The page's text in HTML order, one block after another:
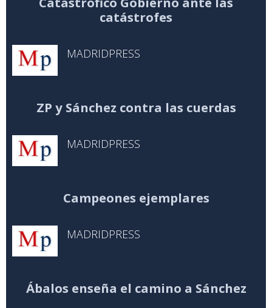
catástrofes
MADRIDPRESS
ZP y Sánchez contra las cuerdas
MADRIDPRESS
Campeones ejemplares
MADRIDPRESS
Ábalos enseña el camino a Sánchez